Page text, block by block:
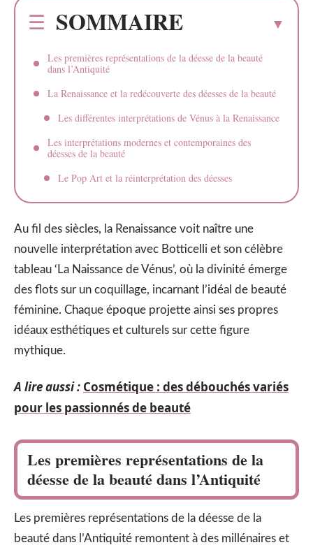
SOMMAIRE
Les premières représentations de la déesse de la beauté
dans l’Antiquité
La Renaissance et la redécouverte des déesses de la beauté
Les différentes interprétations de Vénus à la Renaissance
Les interprétations modernes et contemporaines des
déesses de la beauté
Le Pop Art et la réinterprétation des déesses
Au fil des siècles, la Renaissance voit naître une
nouvelle interprétation avec Botticelli et son célèbre
tableau ‘La Naissance de Vénus’, où la divinité émerge
des flots sur un coquillage, incarnant l’idéal de beauté
féminine. Chaque époque projette ainsi ses propres
idéaux esthétiques et culturels sur cette figure
mythique.
A lire aussi : Cosmétique : des débouchés variés
pour les passionnés de beauté
Les premières représentations de la
déesse de la beauté dans l’Antiquité
Les premières représentations de la déesse de la
beauté dans l’Antiquité remontent à des millénaires et